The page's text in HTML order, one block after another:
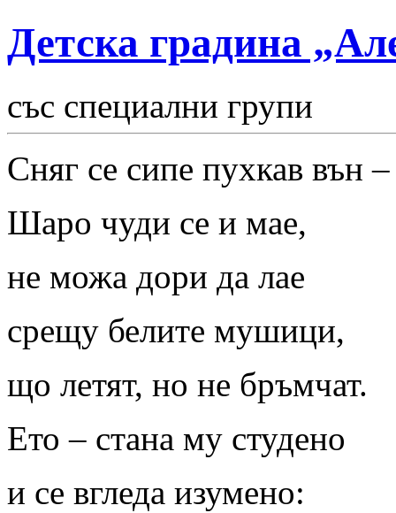
Детска градина
със специални групи
Сняг се сипе пухкав вън
Шаро чуди се и мае,
не можа дори да лае
срещу белите мушици,
що летят, но не бръмчат.
Ето – стана му студено
и се вгледа изумено: